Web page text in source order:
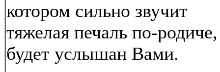
котором сильно звучит
тяжелая печаль по-родиче,
будет услышан Вами.